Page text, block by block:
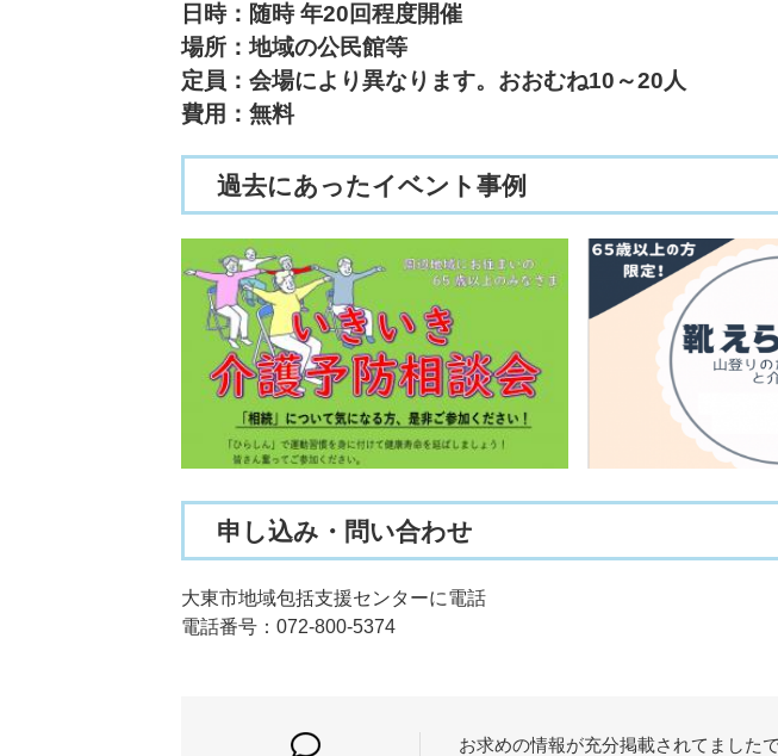
日時：随時 年20回程度開催
場所：地域の公民館等
定員：会場により異なります。おおむね10～20人
費用：無料
過去にあったイベント事例
申し込み・問い合わせ
大東市地域包括支援センターに電話
電話番号：072-800-5374
お求めの情報が充分掲載されてました